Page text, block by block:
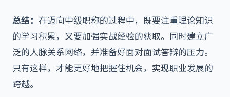
总结： 在迈向中级职称的过程中，既要注重理论知识
的学习积累，又要加强实战经验的获取。同时建立广
泛的人脉关系网络，并准备好面对面试答辩的压力。
只有这样，才能更好地把握住机会，实现职业发展的
跨越。